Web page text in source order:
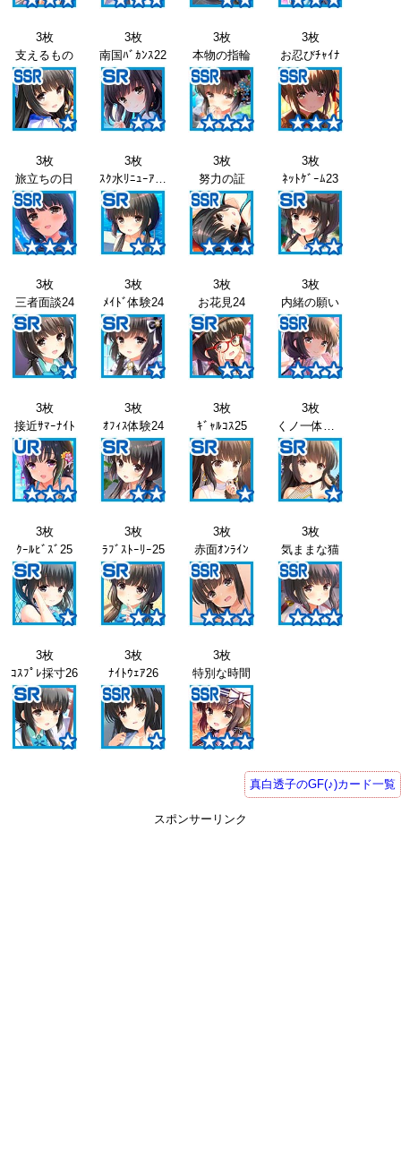
3枚
支えるもの
3枚
南国ﾊﾞｶﾝｽ22
3枚
本物の指輪
3枚
お忍びﾁｬｲﾅ
3枚
旅立ちの日
3枚
ｽｸ水ﾘﾆｭｰｱﾙ23
3枚
努力の証
3枚
ﾈｯﾄｹﾞｰﾑ23
3枚
三者面談24
3枚
ﾒｲﾄﾞ体験24
3枚
お花見24
3枚
内緒の願い
3枚
接近ｻﾏｰﾅｲﾄ
3枚
ｵﾌｨｽ体験24
3枚
ｷﾞｬﾙｺｽ25
3枚
くノ一体験25
3枚
ｸｰﾙﾋﾞｽﾞ25
3枚
ﾗﾌﾞｽﾄｰﾘｰ25
3枚
赤面ｵﾝﾗｲﾝ
3枚
気ままな猫
3枚
ｺｽﾌﾟﾚ採寸26
3枚
ﾅｲﾄｳｪｱ26
3枚
特別な時間
真白透子のGF(♪)カード一覧
スポンサーリンク